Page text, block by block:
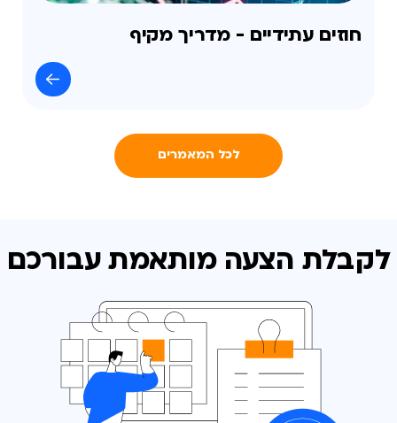
חוזים עתידיים - מדריך מקיף
לכל המאמרים
לקבלת הצעה מותאמת עבורכם